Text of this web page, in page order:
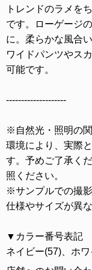
トレンドのラメを
です。ローゲージ
に。柔らかな風合
ワイドパンツやス
可能です。
--------------------
※自然光・照明の
環境により、実際
す。予めご了承く
照ください。
※サンプルでの撮
仕様やサイズが異
▼カラー番号表記
ネイビー(57)、ホ